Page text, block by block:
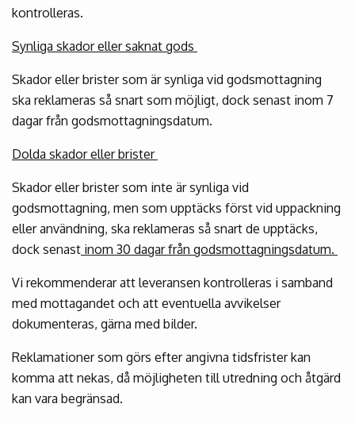
kontrolleras.
Synliga skador eller saknat gods
Skador eller brister som är synliga vid godsmottagning
ska reklameras så snart som möjligt, dock senast inom 7
dagar från godsmottagningsdatum.
Dolda skador eller brister
Skador eller brister som inte är synliga vid
godsmottagning, men som upptäcks först vid uppackning
eller användning, ska reklameras så snart de upptäcks,
dock senast inom 30 dagar från godsmottagningsdatum.
Vi rekommenderar att leveransen kontrolleras i samband
med mottagandet och att eventuella avvikelser
dokumenteras, gärna med bilder.
Reklamationer som görs efter angivna tidsfrister kan
komma att nekas, då möjligheten till utredning och åtgärd
kan vara begränsad.